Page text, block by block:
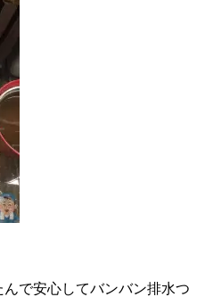
で安心してバンバン排水つ